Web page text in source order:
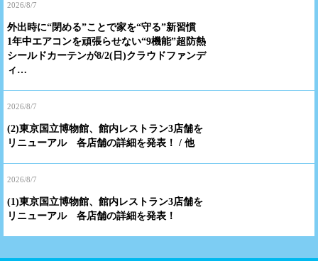
2026/8/7
外出時に“閉める”ことで家を“守る”新習慣
1年中エアコンを頑張らせない“9機能”超防熱
シールドカーテンが8/2(日)クラウドファンデ
ィ…
2026/8/7
(2)東京国立博物館、館内レストラン3店舗を
リニューアル 各店舗の詳細を発表！ / 他
2026/8/7
(1)東京国立博物館、館内レストラン3店舗を
リニューアル 各店舗の詳細を発表！